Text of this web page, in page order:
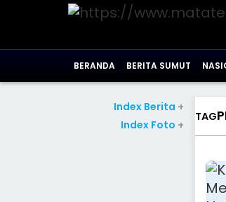
BERANDA BERITA SUMUT
TAG
Index Berita +
Index Foto +